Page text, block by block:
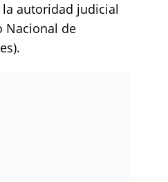
autoridad judicial
Nacional de